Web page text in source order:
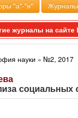
"а"-"я"
журналы на
науки » №2, 2017
социальных